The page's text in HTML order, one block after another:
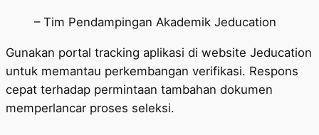
– Tim Pendampingan Akademik Jeducation
Gunakan portal tracking aplikasi di website Jeducation
untuk memantau perkembangan verifikasi. Respons
cepat terhadap permintaan tambahan dokumen
memperlancar proses seleksi.